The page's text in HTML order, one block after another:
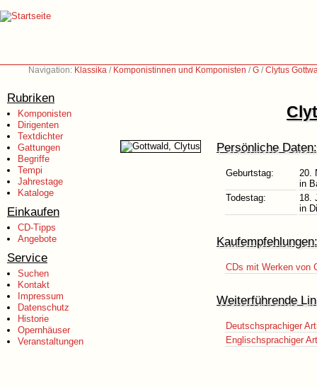
Navigation: Klassika / Komponistinnen und Komponisten /G /Clytus
Rubriken
Komponisten
Dirigenten
Textdichter
Gattungen
Begriffe
Tempi
Jahrestage
Kataloge
Einkaufen
CD-Tipps
Angebote
Service
Suchen
Kontakt
Impressum
Datenschutz
Historie
Opernhäuser
Veranstaltungen
Persönliche Daten:
Geburtstag:
20.
in
Todestag:
18.
in
Kaufempfehlungen:
CDs mit Werken von
Weiterführende
Deutschsprachiger
Englischsprachiger